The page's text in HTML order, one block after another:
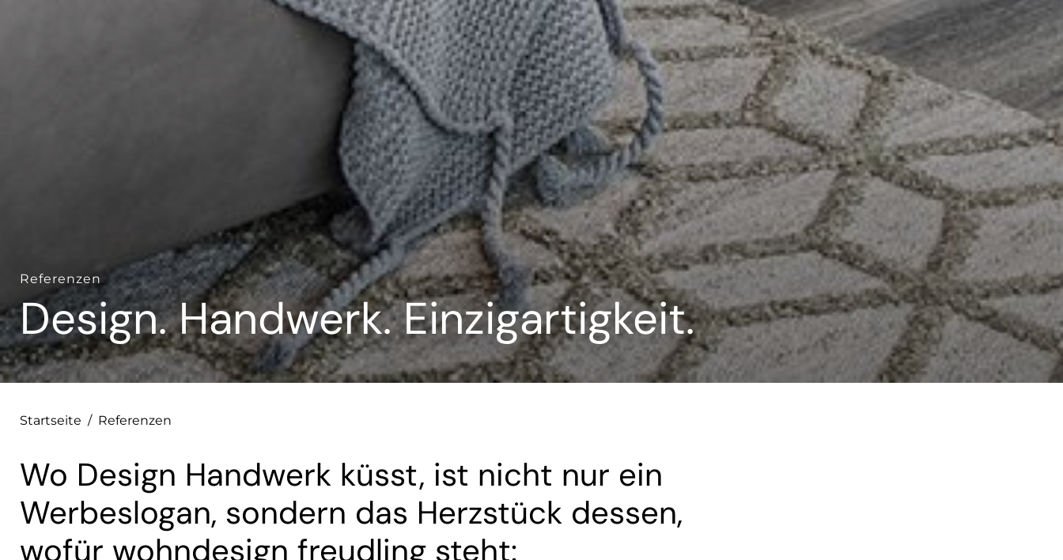
Referenzen
Design. Handwerk. Einzigartigkeit.
Startseite / Referenzen
Wo Design Handwerk küsst, ist nicht nur ein
Werbeslogan, sondern das Herzstück dessen,
wofür wohndesign freudling steht: